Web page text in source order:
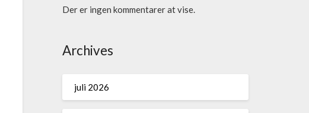
Der er ingen kommentarer at vise.
Archives
juli 2026